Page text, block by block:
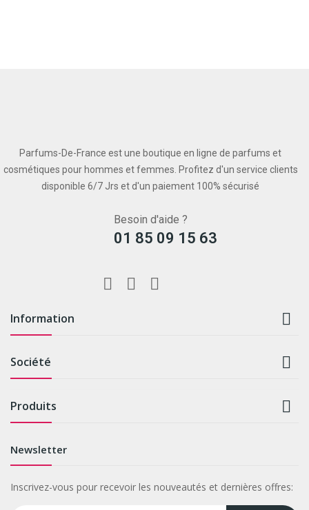
Parfums-De-France est une boutique en ligne de parfums et
cosmétiques pour hommes et femmes. Profitez d'un service clients
disponible 6/7 Jrs et d'un paiement 100% sécurisé
Besoin d'aide ?
01 85 09 15 63
Information 
Société 
Produits 
Newsletter
Inscrivez-vous pour recevoir les nouveautés et dernières offres: